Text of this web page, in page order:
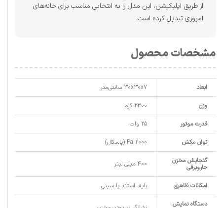
مشخصات محصول
ابعاد 30x30x7 سانتی‌متر
وزن 2300 گرم
قدرت موتور 25 وات
توان مکش 2000 Pa (پاسکال)
گنجایش مخزن
جاروبرقی 400 میلی لیتر
امکانات ظاهری پایه، استند یا سینی
دستگاه نمایش
از طریق اپلیکیشن، این مدل را به انتخابی مناسب برای خانه‌های
امروزی تبدیل کرده است.